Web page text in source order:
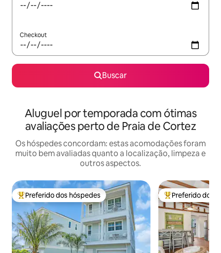
Checkout
Buscar
Aluguel por temporada com ótimas
avaliações perto de Praia de Cortez
Os hóspedes concordam: estas acomodações foram
muito bem avaliadas quanto a localização, limpeza e
outros aspectos.
Entre os melhores preferidos dos hóspedes
Preferido dos hóspedes Entre os
Preferido dos